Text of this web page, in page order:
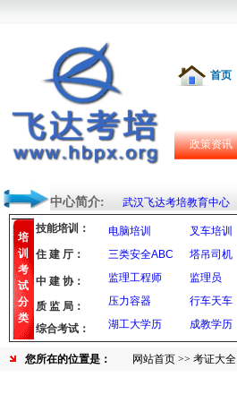
首页
政策资讯
中心简介: 武汉飞达考培教育中心
培
训
考
试
分
类
技能培训： 电脑培训 叉车培训
三类安全ABC
塔吊司机
监理工程师
监理员
压力容器
行车天车
湖工大学历
成教学历
住 建 厅：
中 建 协：
质 监 局：
综合考试：
您所在的位置是： 网站首页 >> 考证大全